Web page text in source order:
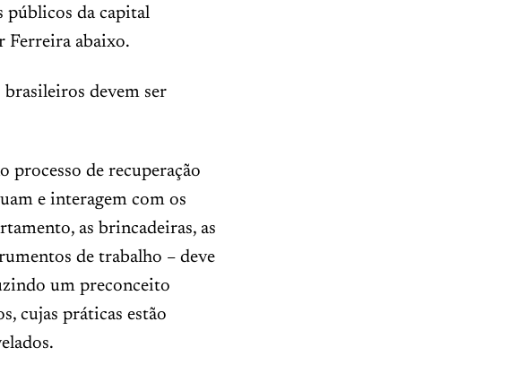
públicos da capital
Ferreira abaixo.
devem ser
processo de recuperação
e interagem com os
as brincadeiras, as
de trabalho – deve
um preconceito
cujas práticas estão